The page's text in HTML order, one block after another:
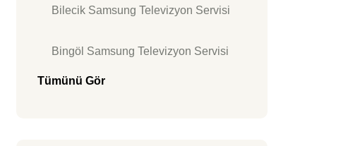
Bilecik Samsung Televizyon Servisi
Bingöl Samsung Televizyon Servisi
Tümünü Gör